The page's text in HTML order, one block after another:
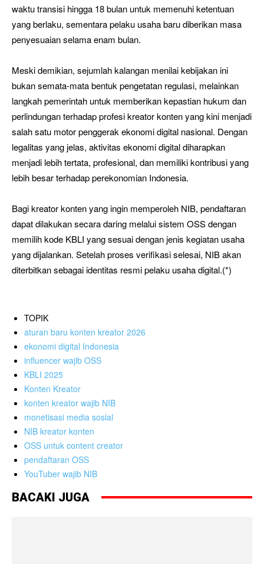
waktu transisi hingga 18 bulan untuk memenuhi ketentuan
yang berlaku, sementara pelaku usaha baru diberikan masa
penyesuaian selama enam bulan.
Meski demikian, sejumlah kalangan menilai kebijakan ini
bukan semata-mata bentuk pengetatan regulasi, melainkan
langkah pemerintah untuk memberikan kepastian hukum dan
perlindungan terhadap profesi kreator konten yang kini menjadi
salah satu motor penggerak ekonomi digital nasional. Dengan
legalitas yang jelas, aktivitas ekonomi digital diharapkan
menjadi lebih tertata, profesional, dan memiliki kontribusi yang
lebih besar terhadap perekonomian Indonesia.
Bagi kreator konten yang ingin memperoleh NIB, pendaftaran
dapat dilakukan secara daring melalui sistem OSS dengan
memilih kode KBLI yang sesuai dengan jenis kegiatan usaha
yang dijalankan. Setelah proses verifikasi selesai, NIB akan
diterbitkan sebagai identitas resmi pelaku usaha digital.(*)
TOPIK
aturan baru konten kreator 2026
ekonomi digital Indonesia
influencer wajib OSS
KBLI 2025
Konten Kreator
konten kreator wajib NIB
monetisasi media sosial
NIB kreator konten
OSS untuk content creator
pendaftaran OSS
YouTuber wajib NIB
BACAKI JUGA